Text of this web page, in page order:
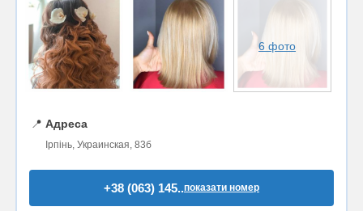
6 фото
📍 Адреса
Ірпінь, Украинская, 83б
+38 (063) 145..показати номер